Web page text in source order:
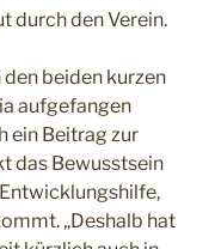
durch den Verein.
den beiden kurzen
aufgefangen
ein Beitrag zur
das Bewusstsein
„Deshalb hat